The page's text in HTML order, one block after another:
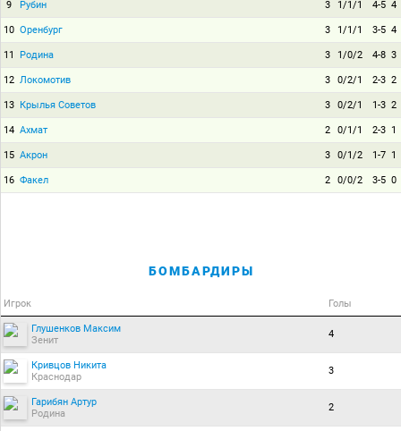
9 Рубин 3 1/1/1 4-5 4
10 Оренбург 3 1/1/1 3-5 4
11 Родина 3 1/0/2 4-8 3
12 Локомотив 3 0/2/1 2-3 2
13 Крылья Советов 3 0/2/1 1-3 2
14 Ахмат 2 0/1/1 2-3 1
15 Акрон 3 0/1/2 1-7 1
16 Факел 2 0/0/2 3-5 0
БОМБАРДИРЫ
Игрок Голы
Глушенков Максим
Зенит
4
Кривцов Никита
Краснодар
3
Гарибян Артур
Родина
2